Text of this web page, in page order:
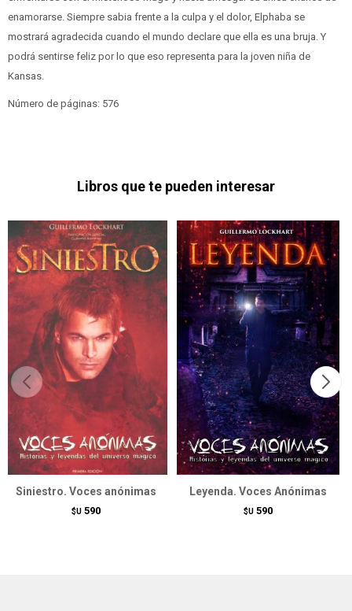
enamorarse. Siempre sabia frente a la culpa y el dolor, Elphaba se
mostrará agradecida cuando el mundo declare que ella es una bruja. Y
podrá sentirse feliz por lo que eso representa para la joven niña de
Kansas.
Número de páginas: 576
Libros que te pueden interesar
Siniestro. Voces anónimas
$U 590
Leyenda. Voces Anónimas
$U 590